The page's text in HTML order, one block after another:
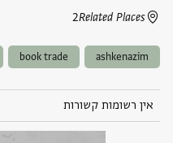
Related Places
2
ashkenazim
book trade
אין רשומות קשורות